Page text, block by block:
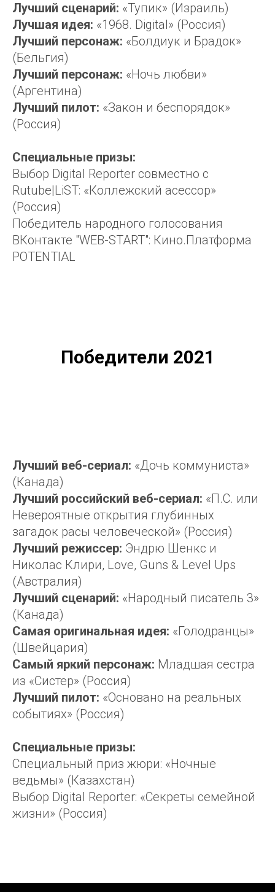
Лучший сценарий: «Тупик» (Израиль)
Лучшая идея: «1968. Digital» (Россия)
Лучший персонаж: «Болдиук и Брадок»
(Бельгия)
Лучший персонаж: «Ночь любви»
(Аргентина)
Лучший пилот: «Закон и беспорядок»
(Россия)
Cпециальные призы:
Выбор Digital Reporter совместно с
Rutube|LiST: «Коллежский асеcсор»
(Россия)
Победитель народного голосования
ВКонтакте "WEB-START": Кино.Платформа
POTENTIAL
Победители 2021
Лучший веб-сериал: «Дочь коммуниста»
(Канада)
Лучший российский веб-сериал: «П.С. или
Невероятные открытия глубинных
загадок расы человеческой» (Россия)
Лучший режиссер: Эндрю Шенкс и
Николас Клири, Love, Guns & Level Ups
(Австралия)
Лучший сценарий: «Народный писатель 3»
(Канада)
Самая оригинальная идея: «Голодранцы»
(Швейцария)
Самый яркий персонаж: Младшая сестра
из «Систер» (Россия)
Лучший пилот: «Основано на реальных
событиях» (Россия)
Cпециальные призы:
Специальный приз жюри: «Ночные
ведьмы» (Казахстан)
Выбор Digital Reporter: «Секреты семейной
жизни» (Россия)